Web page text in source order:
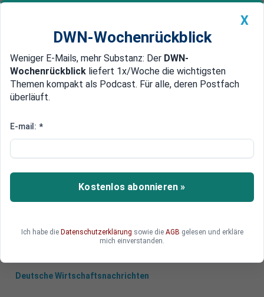
Newsticker MEIN DWN: Geldanlage Premium
Edelmetalle DWN-Magazin China
Chaotisches Wahl-System
New York: Wahl-Leiter warnt vor
massivem Wahl-Betrug
Der Wahlleiter von Manhattan fällt ein
Deutsche Wirtschaftsnachrichten
X
DWN-Wochenrückblick
Weniger E-Mails, mehr Substanz: Der DWN-
Wochenrückblick liefert 1x/Woche die wichtigsten
Themen kompakt als Podcast. Für alle, deren Postfach
überläuft.
E-mail: *
Kostenlos abonnieren »
Ich habe die Datenschutzerklärung sowie die AGB gelesen und erkläre
mich einverstanden.